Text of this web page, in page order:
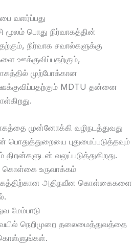
வளர்ப்பது
மூலம் பொது நிர்வாகத்தின்
நிர்வாக சவால்களுக்கு
ஊக்குவிப்பதற்கும்,
முற்போக்கான
MDTU தன்னை
முன்னோக்கி வழிநடத்துவது
புதுமைப்படுத்தவும்
திறன்களுடன் வலுப்படுத்துகிறது.
கொள்கை உருவாக்கம்
அதிநவீன கொள்கைகளை
மேம்பாடு
நெறிமுறை தலைமைத்துவத்தை